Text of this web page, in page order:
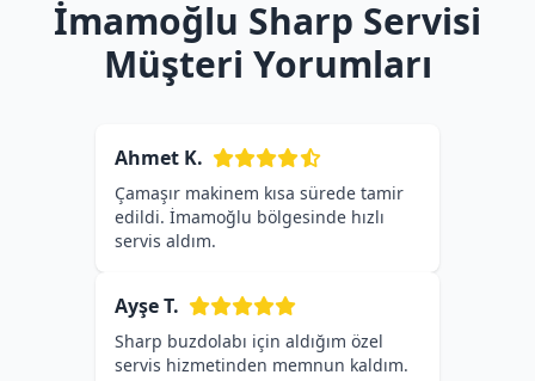
İmamoğlu Sharp Servisi
Müşteri Yorumları
Ahmet K.
Çamaşır makinem kısa sürede tamir
edildi. İmamoğlu bölgesinde hızlı
servis aldım.
Ayşe T.
Sharp buzdolabı için aldığım özel
servis hizmetinden memnun kaldım.